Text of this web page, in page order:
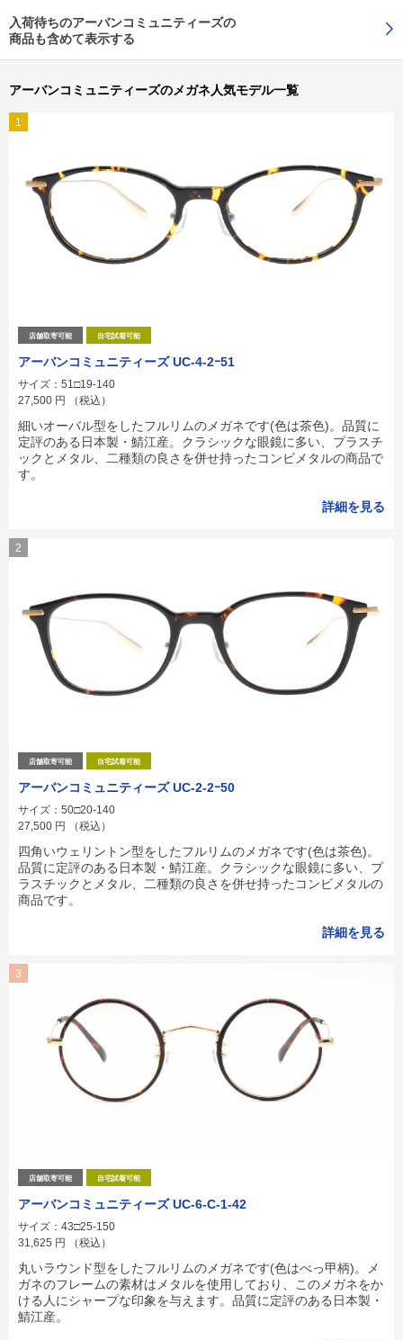
入荷待ちのアーバンコミュニティーズの
商品も含めて表示する
アーバンコミュニティーズのメガネ人気モデル一覧
1
店舗取寄可能 自宅試着可能
アーバンコミュニティーズ UC-4-2ｰ51
サイズ：51□19-140
27,500 円 （税込）
細いオーバル型をしたフルリムのメガネです(色は茶色)。品質に
定評のある日本製・鯖江産。クラシックな眼鏡に多い、プラスチ
ックとメタル、二種類の良さを併せ持ったコンビメタルの商品で
す。
詳細を見る
2
店舗取寄可能 自宅試着可能
アーバンコミュニティーズ UC-2-2ｰ50
サイズ：50□20-140
27,500 円 （税込）
四角いウェリントン型をしたフルリムのメガネです(色は茶色)。
品質に定評のある日本製・鯖江産。クラシックな眼鏡に多い、プ
ラスチックとメタル、二種類の良さを併せ持ったコンビメタルの
商品です。
詳細を見る
3
店舗取寄可能 自宅試着可能
アーバンコミュニティーズ UC-6-C-1-42
サイズ：43□25-150
31,625 円 （税込）
丸いラウンド型をしたフルリムのメガネです(色はべっ甲柄)。メ
ガネのフレームの素材はメタルを使用しており、このメガネをか
ける人にシャープな印象を与えます。品質に定評のある日本製・
鯖江産。